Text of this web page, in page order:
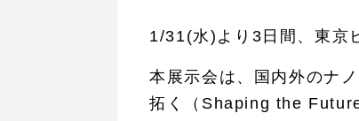
1/31(水)より3日間、東京
本展示会は、国内外のナ
拓く（Shaping the